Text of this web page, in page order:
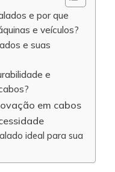
e por que
e veículos?
e suas
e
em cabos
ideal para sua